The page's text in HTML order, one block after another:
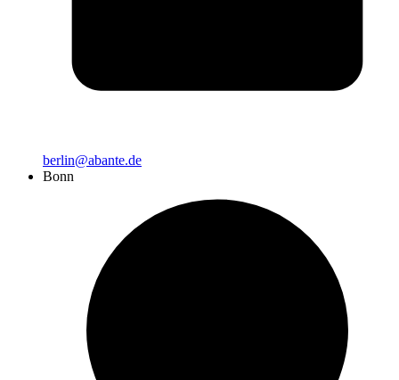
berlin@abante.de
Bonn